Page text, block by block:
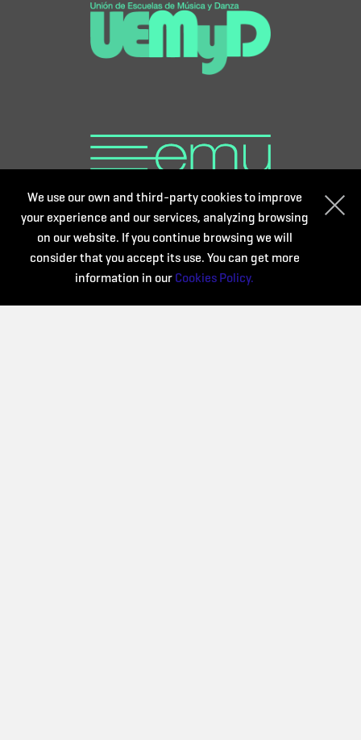
We use our own and third-party cookies to improve
your experience and our services, analyzing browsing
on our website. If you continue browsing we will
consider that you accept its use. You can get more
information in our Cookies Policy.